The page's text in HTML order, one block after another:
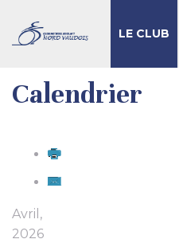
LE CLUB
Calendrier
Avril,
2026